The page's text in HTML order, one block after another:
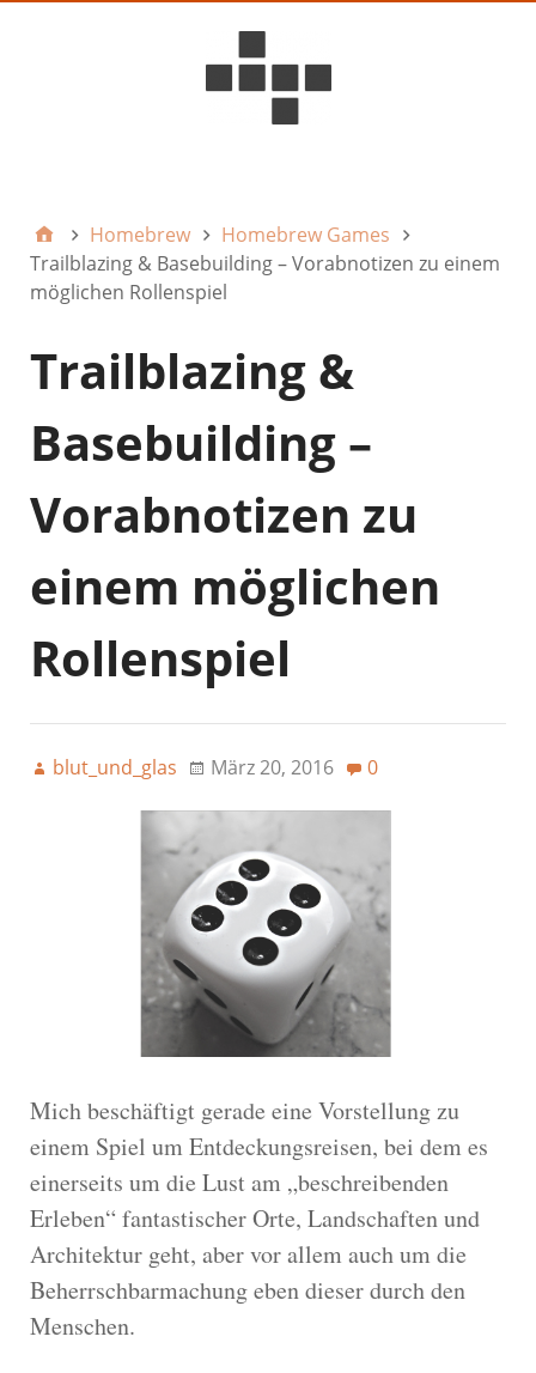
Homebrew
Homebrew Games
Trailblazing & Basebuilding – Vorabnotizen zu einem
möglichen Rollenspiel
Trailblazing &
Basebuilding –
Vorabnotizen zu
einem möglichen
Rollenspiel
blut_und_glas März 20, 2016 0
Mich beschäftigt gerade eine Vorstellung zu
einem Spiel um Entdeckungsreisen, bei dem es
einerseits um die Lust am „beschreibenden
Erleben“ fantastischer Orte, Landschaften und
Architektur geht, aber vor allem auch um die
Beherrschbarmachung eben dieser durch den
Menschen.